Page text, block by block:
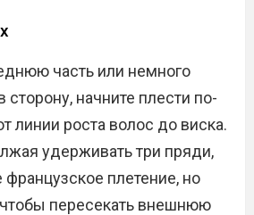
часть или немного
сторону, начните плести по-
линии роста волос до виска.
удерживать три пряди,
плетение, но
чтобы пересекать внешнюю